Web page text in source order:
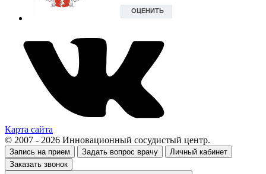
Карта сайта
© 2007 - 2026 Инновационный сосудистый центр.
Запись на прием Задать вопрос врачу
Личный кабинет
Заказать звонок